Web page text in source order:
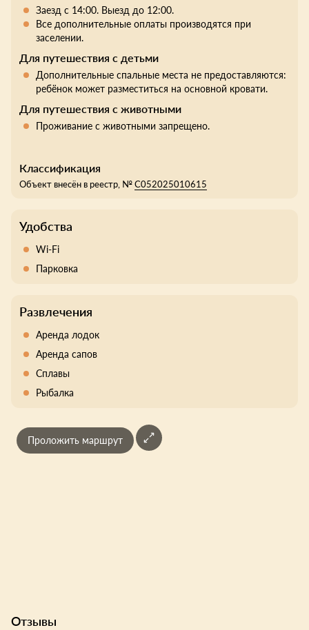
Заезд с 14:00. Выезд до 12:00.
Все дополнительные оплаты производятся при
заселении.
Для путешествия с детьми
Дополнительные спальные места не предоставляются:
ребёнок может разместиться на основной кровати.
Для путешествия с животными
Проживание с животными запрещено.
Классификация
Объект внесён в реестр, №С052025010615
Удобства
Wi-Fi
Парковка
Развлечения
Аренда лодок
Аренда сапов
Сплавы
Рыбалка
Проложить маршрут
Отзывы